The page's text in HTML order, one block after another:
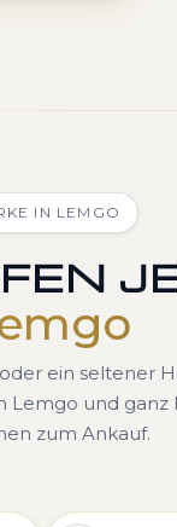
IN LEMGO
ein seltener
Lemgo und
zum Ankauf.